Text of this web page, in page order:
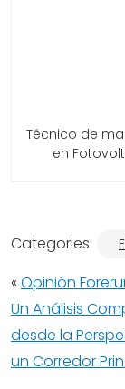
Técnico de
en
Categories
« Opinión
Un Análisis
desde la
un Corredor